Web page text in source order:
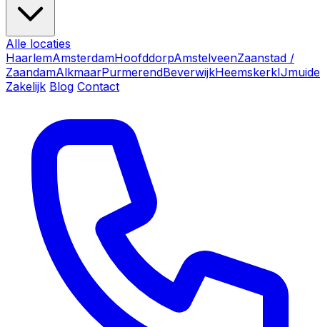
Alle locaties
HaarlemAmsterdamHoofddorpAmstelveenZaanstad /
ZaandamAlkmaarPurmerendBeverwijkHeemskerk
Zakelijk Blog Contact